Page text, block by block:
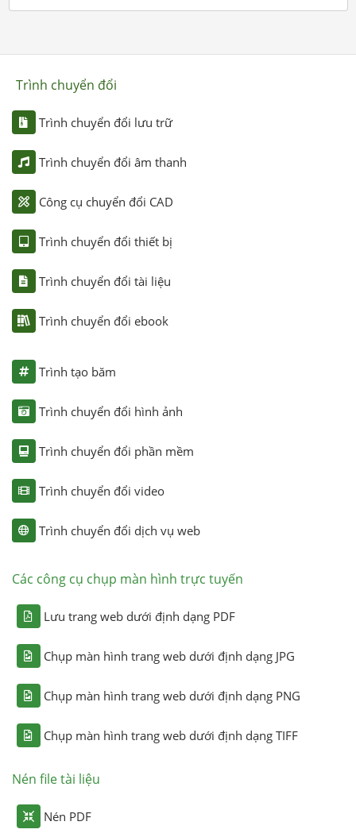
Trình chuyển đổi
Trình chuyển đổi lưu trữ
Trình chuyển đổi âm thanh
Công cụ chuyển đổi CAD
Trình chuyển đổi thiết bị
Trình chuyển đổi tài liệu
Trình chuyển đổi ebook
Trình tạo băm
Trình chuyển đổi hình ảnh
Trình chuyển đổi phần mềm
Trình chuyển đổi video
Trình chuyển đổi dịch vụ web
Các công cụ chụp màn hình trực tuyến
Lưu trang web dưới định dạng PDF
Chụp màn hình trang web dưới định dạng JPG
Chụp màn hình trang web dưới định dạng PNG
Chụp màn hình trang web dưới định dạng TIFF
Nén file tài liệu
Nén PDF